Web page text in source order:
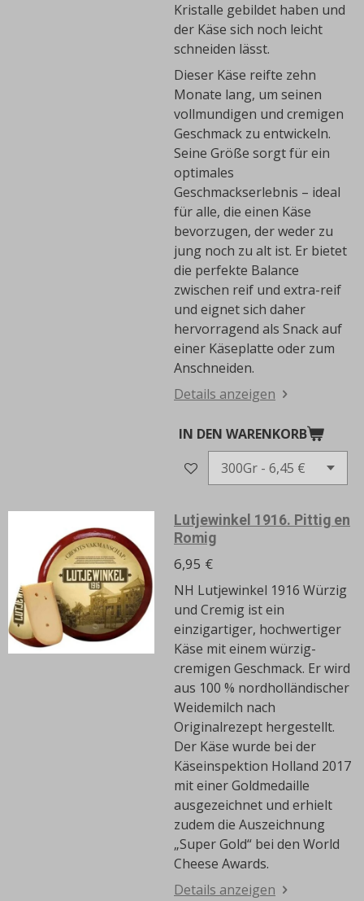
Kristalle gebildet haben und
der Käse sich noch leicht
schneiden lässt.
Dieser Käse reifte zehn
Monate lang, um seinen
vollmundigen und cremigen
Geschmack zu entwickeln.
Seine Größe sorgt für ein
optimales
Geschmackserlebnis – ideal
für alle, die einen Käse
bevorzugen, der weder zu
jung noch zu alt ist. Er bietet
die perfekte Balance
zwischen reif und extra-reif
und eignet sich daher
hervorragend als Snack auf
einer Käseplatte oder zum
Anschneiden.
Details anzeigen
IN DEN WARENKORB
Lutjewinkel 1916. Pittig en
Romig
6,95 €
NH Lutjewinkel 1916 Würzig
und Cremig ist ein
einzigartiger, hochwertiger
Käse mit einem würzig-
cremigen Geschmack. Er wird
aus 100 % nordholländischer
Weidemilch nach
Originalrezept hergestellt.
Der Käse wurde bei der
Käseinspektion Holland 2017
mit einer Goldmedaille
ausgezeichnet und erhielt
zudem die Auszeichnung
„Super Gold“ bei den World
Cheese Awards.
Details anzeigen